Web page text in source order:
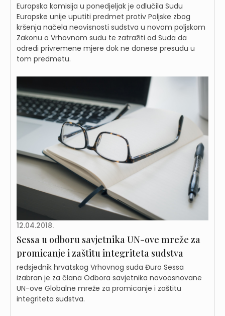
Europska komisija u ponedjeljak je odlučila Sudu
Europske unije uputiti predmet protiv Poljske zbog
kršenja načela neovisnosti sudstva u novom poljskom
Zakonu o Vrhovnom sudu te zatražiti od Suda da
odredi privremene mjere dok ne donese presudu u
tom predmetu.
12.04.2018.
Sessa u odboru savjetnika UN-ove mreže za
promicanje i zaštitu integriteta sudstva
redsjednik hrvatskog Vrhovnog suda Đuro Sessa
izabran je za člana Odbora savjetnika novoosnovane
UN-ove Globalne mreže za promicanje i zaštitu
integriteta sudstva.